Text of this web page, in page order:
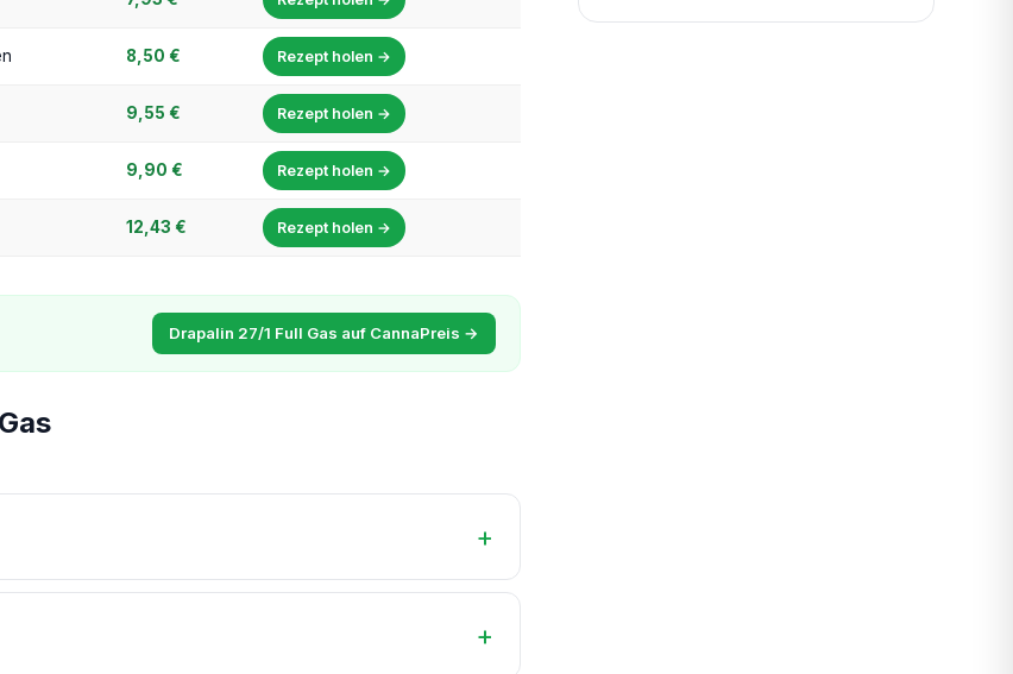
8,50 € Rezept holen →
9,55 € Rezept holen →
9,90 € Rezept holen →
12,43 € Rezept holen →
Drapalin 27/1 Full Gas auf CannaPreis →